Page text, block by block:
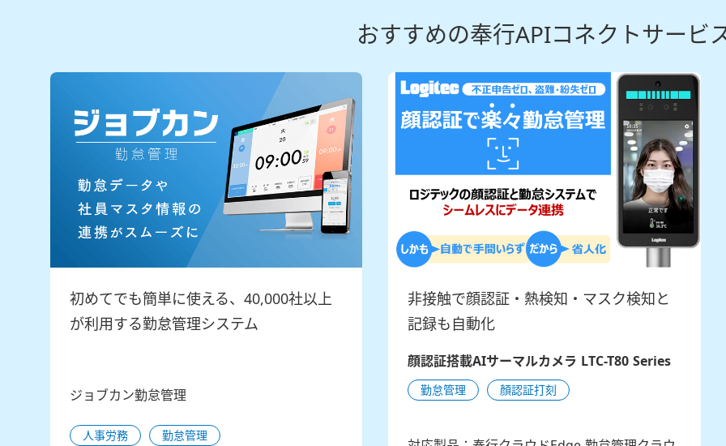
おすすめの奉行APIコネクトサービ
初めてでも簡単に使える、40,000社以上
が利用する勤怠管理システム
ジョブカン勤怠管理
人事労務 勤怠管理
非接触で顔認証・熱検知・マスク検知と
記録も自動化
顔認証搭載AIサーマルカメラ LTC-T80 Series
勤怠管理 顏認証打刻